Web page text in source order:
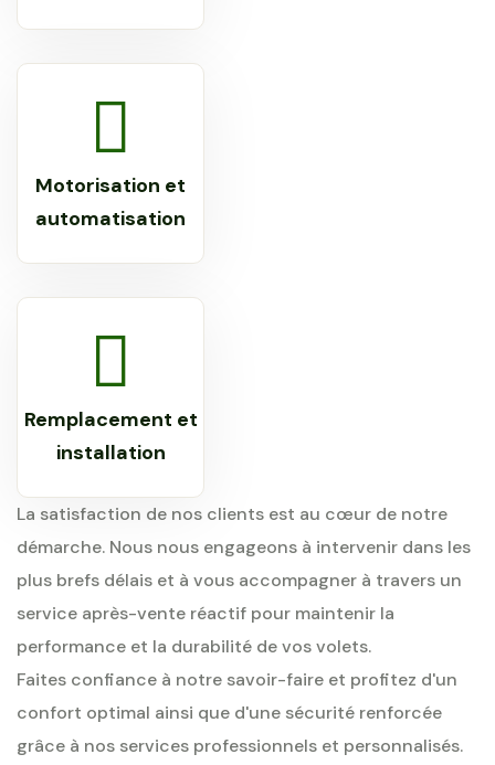
Motorisation et
automatisation
Remplacement et
installation
La satisfaction de nos clients est au cœur de notre
démarche. Nous nous engageons à intervenir dans les
plus brefs délais et à vous accompagner à travers un
service après-vente réactif pour maintenir la
performance et la durabilité de vos volets.
Faites confiance à notre savoir-faire et profitez d'un
confort optimal ainsi que d'une sécurité renforcée
grâce à nos services professionnels et personnalisés.